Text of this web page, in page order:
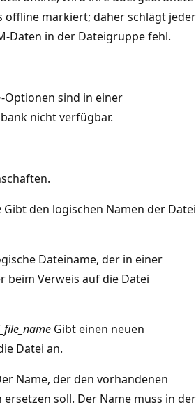
offline markiert; daher schlägt jeder
Daten in der Dateigruppe fehl.
Optionen sind in einer
nicht verfügbar.
Gibt den logischen Namen der Datei
Dateiname, der in einer
beim Verweis auf die Datei
Gibt einen neuen
Datei an.
Name, der den vorhandenen
soll. Der Name muss in der